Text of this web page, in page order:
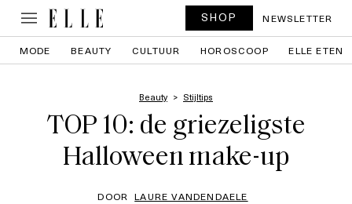
SHOP NEWSLETTER
MODE BEAUTY CULTUUR HOROSCOOP ELLE ETEN
Beauty Stijltips
TOP 10: de griezeligste
Halloween make-up
DOOR LAURE VANDENDAELE